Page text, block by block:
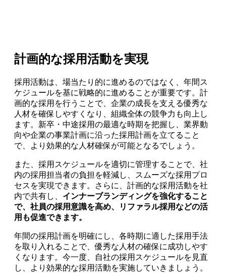
計画的な採用活動を実現
採用活動は、場当たり的に進めるのではなく、年間ス
ケジュールを基に戦略的に進めることが重要です。計
画的な採用を行うことで、企業の成長を支える優秀な
人材を確保しやすくなり、組織全体の競争力も向上し
ます。新卒・中途採用の最適な時期を把握し、業界動
向や企業の事業計画に沿った採用計画を立てること
で、より効果的な人材確保が可能となるでしょう。
また、採用スケジュールを適切に管理することで、社
内の採用担当者の負担を軽減し、スムーズな採用プロ
セスを実現できます。さらに、計画的な採用活動を社
内で共有し、 インナーブランディングを強化すること
で、社員の採用意識を高め、リファラル採用などの活
用も促進できます。
年間の採用計画を明確にし、各時期に適した採用手法
を取り入れることで、優秀な人材の確保に成功しやす
くなります。今一度、自社の採用スケジュールを見直
し、より効果的な採用活動を実施していきましょう。